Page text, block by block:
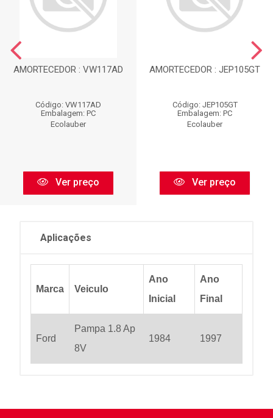
AMORTECEDOR : VW117AD
Código: VW117AD
Embalagem: PC
Ecolauber
Ver preço
AMORTECEDOR : JEP105GT
Código: JEP105GT
Embalagem: PC
Ecolauber
Ver preço
Aplicações
Marca Veiculo
Ano
Inicial
Ano
Final
Ford
Pampa 1.8 Ap
8V
1984 1997